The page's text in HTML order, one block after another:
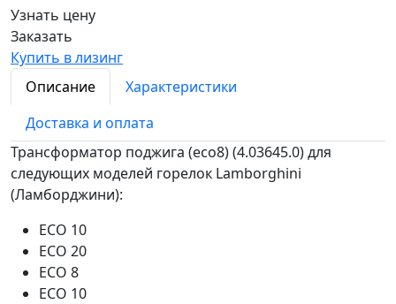
Узнать цену
Заказать
Купить в лизинг
Описание
Характеристики
Доставка и оплата
Трансформатор поджига (есо8) (4.03645.0) для
следующих моделей горелок Lamborghini
(Ламборджини):
ECO 10
ECO 20
ECO 8
ECO 10